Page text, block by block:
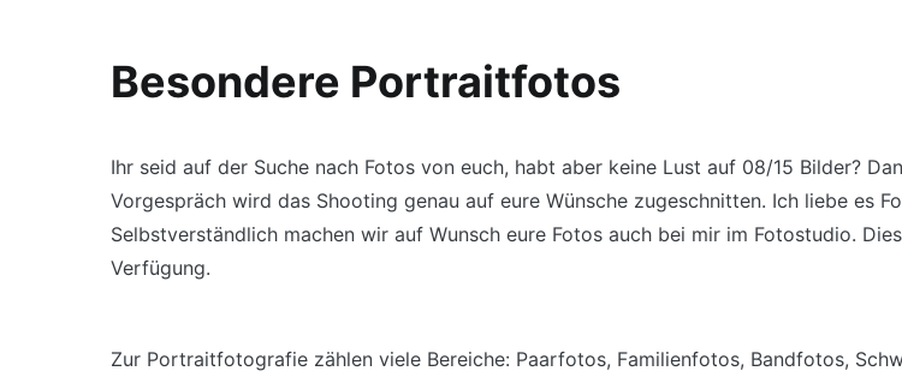
Besondere Portraitfotos
Ihr seid auf der Suche nach Fotos von euch, habt aber keine Lust auf 08/15 Bilder?
Vorgespräch wird das Shooting genau auf eure Wünsche zugeschnitten. Ich liebe es
Selbstverständlich machen wir auf Wunsch eure Fotos auch bei mir im Fotostudio.
Verfügung.
Zur Portraitfotografie zählen viele Bereiche: Paarfotos, Familienfotos, Bandfotos,